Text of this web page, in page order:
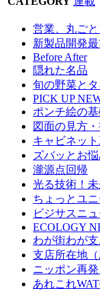
営業、丸ごと
新製品開発
Before After
隠れた名品
旬の野菜と
PICK UP
ポンチ絵の
図面の見方
キャビネッ
ズバッとお
瀧源点回帰
光る技術！
ちょっとユ
ビジサスニ
ECOLOGY
わが街わが
支店所在地（
ニッポン再
あれこれ